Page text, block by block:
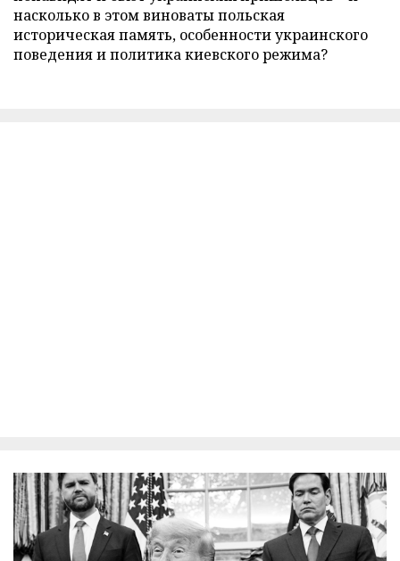
насколько в этом виноваты польская
историческая память, особенности украинского
поведения и политика киевского режима?